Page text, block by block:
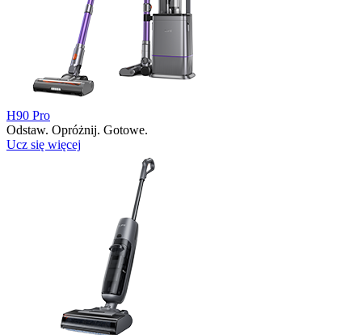
H90 Pro
Odstaw. Opróżnij. Gotowe.
Ucz się więcej